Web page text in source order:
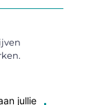
jullie